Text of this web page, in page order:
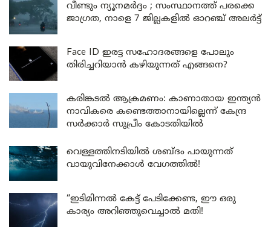
വീണ്ടും ന്യൂനമർദ്ദം ; സംസ്ഥാനത്ത് പരക്കെ
ജാഗ്രത, നാളെ 7 ജില്ലകളിൽ ഓറഞ്ച് അലർട്ട്
Face ID ഇരട്ട സഹോദരങ്ങളെ പോലും
തിരിച്ചറിയാൻ കഴിയുന്നത് എങ്ങനെ?
കരിങ്കടൽ ആക്രമണം: കാണാതായ ഇന്ത്യൻ
നാവികരെ കണ്ടെത്താനായില്ലെന്ന് കേന്ദ്ര
സർക്കാർ സുപ്രീം കോടതിയിൽ
വെള്ളത്തിനടിയിൽ ശബ്ദം പായുന്നത്
വായുവിനേക്കാൾ വേഗത്തിൽ!
“ഇടിമിന്നൽ കേട്ട് പേടിക്കേണ്ട, ഈ ഒരു
കാര്യം അറിഞ്ഞുവെച്ചാൽ മതി!